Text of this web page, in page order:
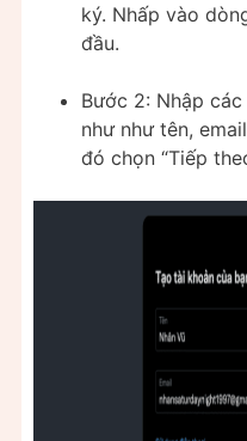
ký. Nhấp vào
đầu.
Bước 2: Nhập
như như tên,
đó chọn “Tiếp